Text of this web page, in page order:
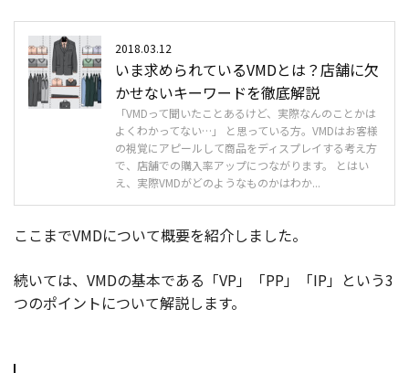
2018.03.12
いま求められているVMDとは？店舗に欠
かせないキーワードを徹底解説
「VMDって聞いたことあるけど、実際なんのことかは
よくわかってない…」 と思っている方。VMDはお客様
の視覚にアピールして商品をディスプレイする考え方
で、店舗での購入率アップにつながります。 とはい
え、実際VMDがどのようなものかはわか...
ここまでVMDについて概要を紹介しました。
続いては、VMDの基本である「VP」「PP」「IP」という3
つのポイントについて解説します。